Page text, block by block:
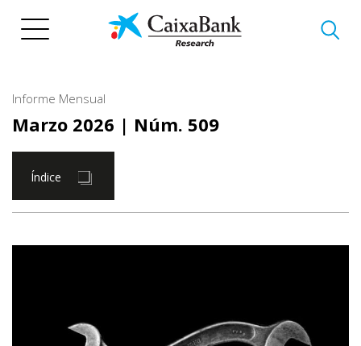
Informe Mensual
Marzo 2026 | Núm. 509
Índice